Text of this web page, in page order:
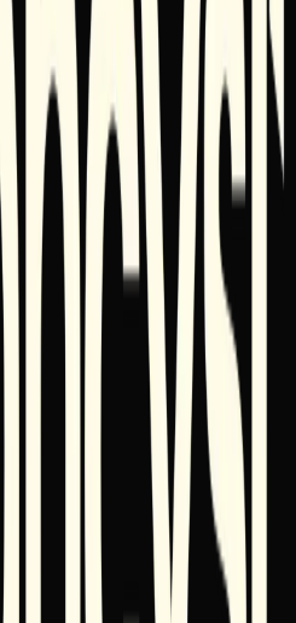
Stack und das Narrativ
und ein strategischer Masterplan.
die CRMs, schreiben die Texte,
die Automatisierungen. Das ist
getestetes Betriebssystem.
Wir überwachen die
Daten und erweitern die
wächst.